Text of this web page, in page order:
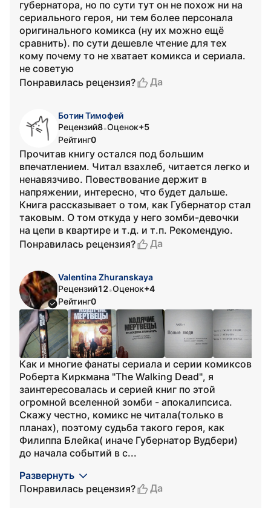
губернатора, но по сути тут он не похож ни на
сериального героя, ни тем более персонала
оригинального комикса (ну их можно ещё
сравнить). по сути дешевле чтение для тех
кому почему то не хватает комикса и сериала.
не советую
Понравилась рецензия?
Да
Ботин Тимофей
Рецензий8•Оценок+5
Рейтинг0
Прочитав книгу остался под большим
впечатлением. Читал взахлеб, читается легко и
ненавязчиво. Повествование держит в
напряжении, интересно, что будет дальше.
Книга рассказывает о том, как Губернатор стал
таковым. О том откуда у него зомби-девочки
на цепи в квартире и т.д. и т.п. Рекомендую.
Понравилась рецензия?
Да
Valentina Zhuranskaya
Рецензий12•Оценок+4
Рейтинг0
Как и многие фанаты сериала и серии комиксов
Роберта Киркмана "The Walking Dead", я
заинтересовалась и серией книг по этой
огромной вселенной зомби - апокалипсиса.
Скажу честно, комикс не читала(только в
планах), поэтому судьба такого героя, как
Филиппа Блейка( иначе Губернатор Вудбери)
до начала событий в с...
Развернуть
Понравилась рецензия?
Да